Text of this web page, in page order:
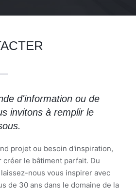
d'information ou de
invitons à remplir le
projet ou besoin d'inspiration,
créer le bâtiment parfait. Du
nous vous inspirer avec
de 30 ans dans le domaine de la